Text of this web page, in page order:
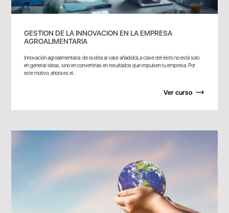
GESTION DE LA INNOVACION EN LA EMPRESA
AGROALIMENTARIA
Innovación agroalimentaria: de la idea al valor añadidoLa clave del éxito no está solo
en generar ideas, sino en convertirlas en resultados que impulsen tu empresa. Por
este motivo, ahora es el...
Ver curso